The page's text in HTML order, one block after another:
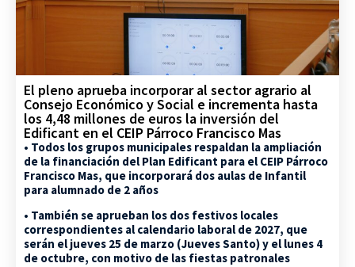
El pleno aprueba incorporar al sector agrario al
Consejo Económico y Social e incrementa hasta
los 4,48 millones de euros la inversión del
Edificant en el CEIP Párroco Francisco Mas
• Todos los grupos municipales respaldan la ampliación
de la financiación del Plan Edificant para el CEIP Párroco
Francisco Mas, que incorporará dos aulas de Infantil
para alumnado de 2 años
• También se aprueban los dos festivos locales
correspondientes al calendario laboral de 2027, que
serán el jueves 25 de marzo (Jueves Santo) y el lunes 4
de octubre, con motivo de las fiestas patronales